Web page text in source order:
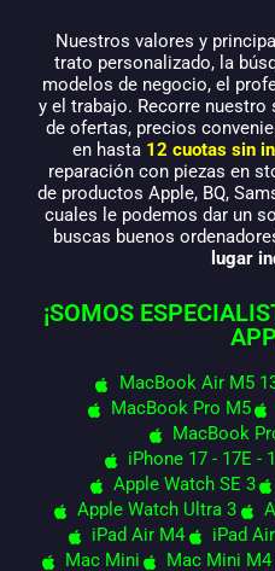
Nuestros valores y
trato personalizado, la
modelos de negocio, el
y el trabajo. Recorre
de ofertas, precios
en hasta 12 cuotas sin
reparación con piezas en
de productos Apple, BQ,
cuales le podemos dar un
buscas buenos
lugar
¡SOMOS
MacBook Air M5
MacBook Pro M5
MacBook
iPhone 17 - 17E -
Apple Watch SE 3
Apple Watch Ultra 3
iPad Air M4
iPad
Mac Mini
Mac Mini M4